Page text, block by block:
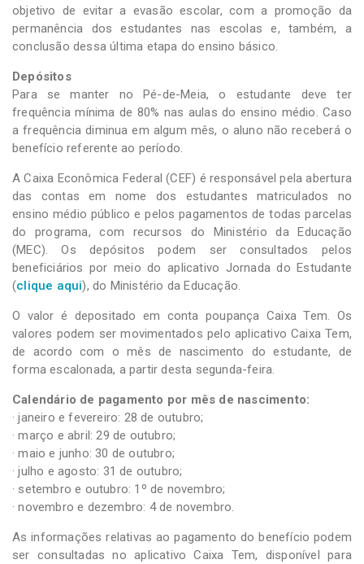
objetivo de evitar a evasão escolar, com a promoção da
permanência dos estudantes nas escolas e, também, a
conclusão dessa última etapa do ensino básico.
Depósitos
Para se manter no Pé-de-Meia, o estudante deve ter
frequência mínima de 80% nas aulas do ensino médio. Caso
a frequência diminua em algum mês, o aluno não receberá o
benefício referente ao período.
A Caixa Econômica Federal (CEF) é responsável pela abertura
das contas em nome dos estudantes matriculados no
ensino médio público e pelos pagamentos de todas parcelas
do programa, com recursos do Ministério da Educação
(MEC). Os depósitos podem ser consultados pelos
beneficiários por meio do aplicativo Jornada do Estudante
(clique aqui), do Ministério da Educação.
O valor é depositado em conta poupança Caixa Tem. Os
valores podem ser movimentados pelo aplicativo Caixa Tem,
de acordo com o mês de nascimento do estudante, de
forma escalonada, a partir desta segunda-feira.
Calendário de pagamento por mês de nascimento:
· janeiro e fevereiro: 28 de outubro;
· março e abril: 29 de outubro;
· maio e junho: 30 de outubro;
· julho e agosto: 31 de outubro;
· setembro e outubro: 1º de novembro;
· novembro e dezembro: 4 de novembro.
As informações relativas ao pagamento do benefício podem
ser consultadas no aplicativo Caixa Tem, disponível para